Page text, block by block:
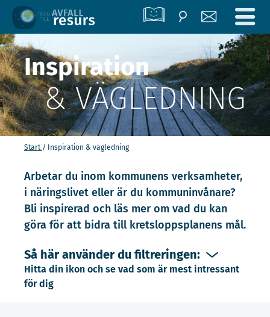
Inspiration
& VÄGLEDNING
Start Inspiration & vägledning
Arbetar du inom kommunens verksamheter,
i näringslivet eller är du kommuninvånare?
Bli inspirerad och läs mer om vad du kan
göra för att bidra till kretsloppsplanens mål.
Så här använder du filtreringen:
Hitta din ikon och se vad som är mest intressant
för dig